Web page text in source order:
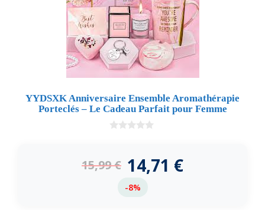
YYDSXK Anniversaire Ensemble Aromathérapie
Porteclés – Le Cadeau Parfait pour Femme
5
15,99€ 14,71 €
-8%